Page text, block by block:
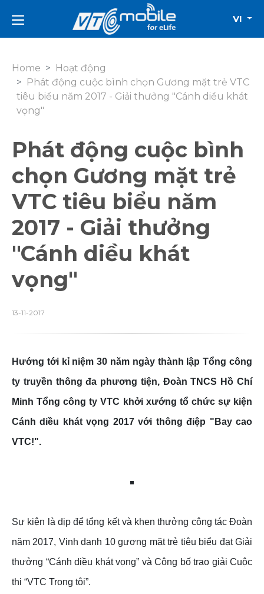
VI
Home
Hoạt động
Phát động cuộc bình chọn Gương mặt trẻ VTC
tiêu biểu năm 2017 - Giải thưởng "Cánh diều khát
vọng"
Phát động cuộc bình
chọn Gương mặt trẻ
VTC tiêu biểu năm
2017 - Giải thưởng
"Cánh diều khát
vọng"
13-11-2017
Hướng tới kỉ niệm 30 năm ngày thành lập Tổng công
ty truyền thông đa phương tiện, Đoàn TNCS Hồ Chí
Minh Tổng công ty VTC khởi xướng tổ chức sự kiện
Cánh diều khát vọng 2017 với thông điệp "Bay cao
VTC!".
Sự kiện là dịp để tổng kết và khen thưởng công tác Đoàn
năm 2017, Vinh danh 10 gương mặt trẻ tiêu biểu đạt Giải
thưởng “Cánh diều khát vọng” và Công bố trao giải Cuộc
thi “VTC Trong tôi”.